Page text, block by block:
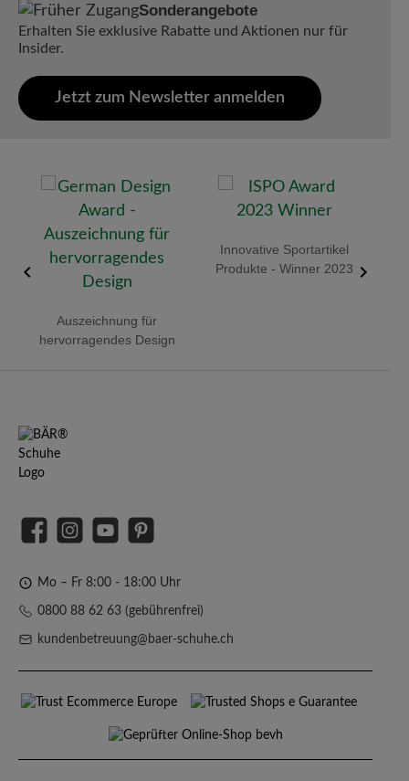
Sonderangebote
Erhalten Sie exklusive Rabatte und Aktionen nur für
Insider.
Jetzt zum Newsletter anmelden
Auszeichnung für
hervorragendes Design
Innovative Sportartikel
Produkte - Winner 2023
FacebookInstagramYouTubePinterest
Mo – Fr 8:00 - 18:00 Uhr
0800 88 62 63 (gebührenfrei)
kundenbetreuung@baer-schuhe.ch